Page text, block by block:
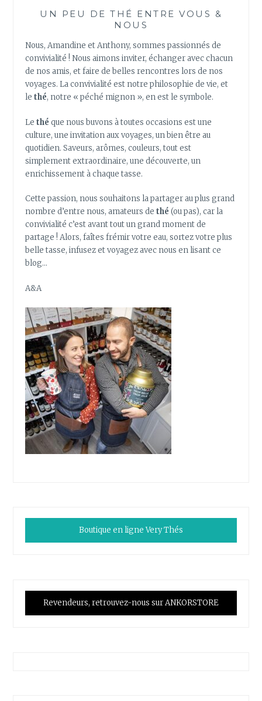
VERT
MAUVAIS
GOÛT
ET
COMMENT
ÉVITER
UN PEU DE THÉ ENTRE VOUS &
NOUS
Nous, Amandine et Anthony, sommes passionnés de
convivialité ! Nous aimons inviter, échanger avec chacun
de nos amis, et faire de belles rencontres lors de nos
voyages. La convivialité est notre philosophie de vie, et
lethé, notre « péché mignon », en est le symbole.
Lethé que nous buvons à toutes occasions est une
culture, une invitation aux voyages, un bien être au
quotidien. Saveurs, arômes, couleurs, tout est
simplement extraordinaire, une découverte, un
enrichissement à chaque tasse.
Cette passion, nous souhaitons la partager au plus grand
nombre d’entre nous, amateurs de thé (ou pas), car la
convivialité c’est avant tout un grand moment de
partage ! Alors, faîtes frémir votre eau, sortez votre plus
belle tasse, infusez et voyagez avec nous en lisant ce
blog…
A&A
Boutique en ligne Very Thés
Revendeurs, retrouvez-nous sur ANKORSTORE